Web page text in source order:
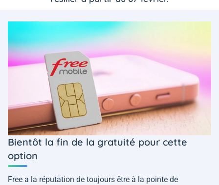
Bientôt la fin de la gratuité pour cette
option
Free a la réputation de toujours être à la pointe de